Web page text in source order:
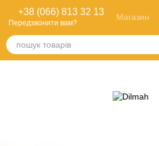
+38 (066) 813 32 13
Передзвонити вам?
Магазин